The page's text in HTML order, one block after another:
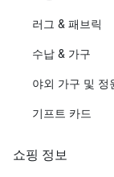
러그 & 패브릭
수납 & 가구
야외 가구 및 정
기프트 카드
쇼핑 정보